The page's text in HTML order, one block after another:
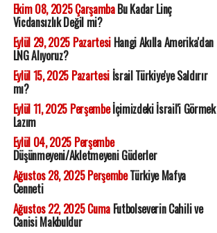
Ekim 08, 2025 ÇarşambaBu Kadar Linç
Vicdansızlık Değil mi?
Eylül 29, 2025 PazartesiHangi Akılla Amerika'dan
LNG Alıyoruz?
Eylül 15, 2025 Pazartesiİsrail Türkiye'ye Saldırır
mı?
Eylül 11, 2025 Perşembeİçimizdeki İsrail'i Görmek
Lazım
Eylül 04, 2025 Perşembe
Düşünmeyeni/Akletmeyeni Güderler
Ağustos 28, 2025 PerşembeTürkiye Mafya
Cenneti
Ağustos 22, 2025 CumaFutbolseverin Cahili ve
Canisi Makbuldur